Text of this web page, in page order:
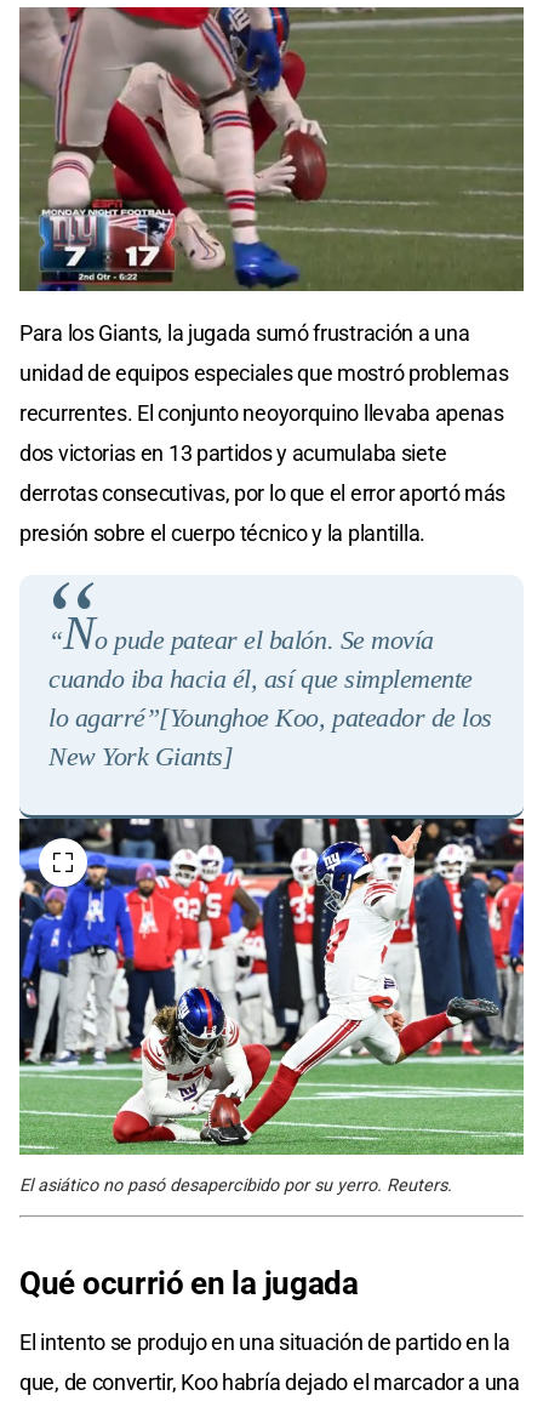
of
seconds
Para los Giants, la jugada sumó frustración a una
unidad de equipos especiales que mostró problemas
recurrentes. El conjunto neoyorquino llevaba apenas
dos victorias en 13 partidos y acumulaba siete
derrotas consecutivas, por lo que el error aportó más
presión sobre el cuerpo técnico y la plantilla.
“No pude patear el balón. Se movía
cuando iba hacia él, así que simplemente
lo agarré”[Younghoe Koo, pateador de los
New York Giants]
El asiático no pasó desapercibido por su yerro. Reuters.
Qué ocurrió en la jugada
El intento se produjo en una situación de partido en la
que, de convertir, Koo habría dejado el marcador a una